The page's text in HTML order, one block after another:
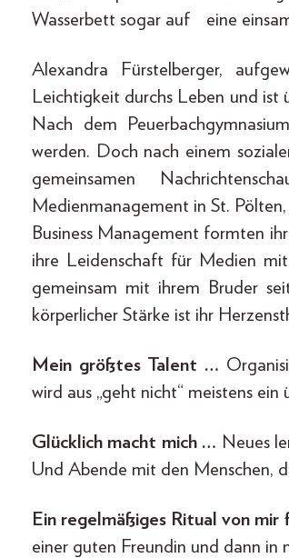
Wasserbett sogar auf eine
Alexandra Fürstelberger,
Leichtigkeit durchs Leben und ist
Nach dem
werden. Doch nach einem
gemeinsamen
Medienmanagement in St.
Business Management formten
ihre Leidenschaft für Medien
gemeinsam mit ihrem Bruder
körperlicher Stärke ist ihr
Mein größtes Talent …
wird aus „geht nicht“ meistens ein
Glücklich macht mich … Neues
Und Abende mit den Menschen,
Ein regelmäßiges Ritual von
einer guten Freundin und dann in